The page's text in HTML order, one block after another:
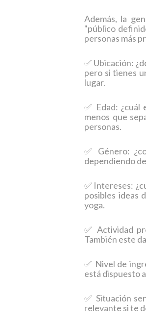
Además, la
"público
personas más
✅ Ubicación:
pero si tienes
lugar.
✅ Edad: ¿cuál
menos que
personas.
✅ Género:
dependiendo
✅ Intereses:
posibles ideas
yoga.
✅ Actividad
También este
✅ Nivel de
está dispuesto
✅ Situación
relevante si te